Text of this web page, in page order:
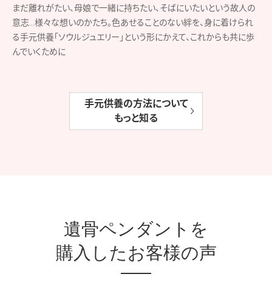
まだ離れがたい、母娘で一緒に持ちたい、そばにいたいという故人の
意志…様々な想いのかたち。色あせることのない絆を、身に着けられ
る手元供養「ソウルジュエリー」という形にかえて、これからも共に歩
んでいくために
手元供養の方法について
もっと知る
遺骨ペンダントを
購入したお客様の声